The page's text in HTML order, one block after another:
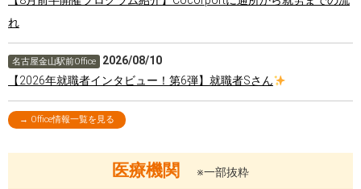
れ
名古屋金山駅前Office
2026/08/10
【2026年就職者インタビュー！第6弾】就職者Sさん
→ Office情報一覧を見る
医療機関 ※一部抜粋